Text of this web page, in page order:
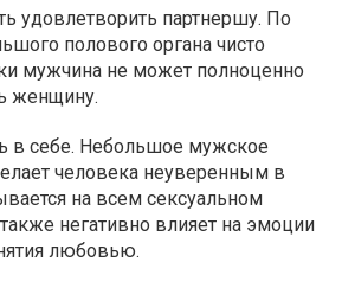
удовлетворить партнершу. По
полового органа чисто
мужчина не может полноценно
женщину.
в себе. Небольшое мужское
человека неуверенным в
на всем сексуальном
негативно влияет на эмоции
любовью.